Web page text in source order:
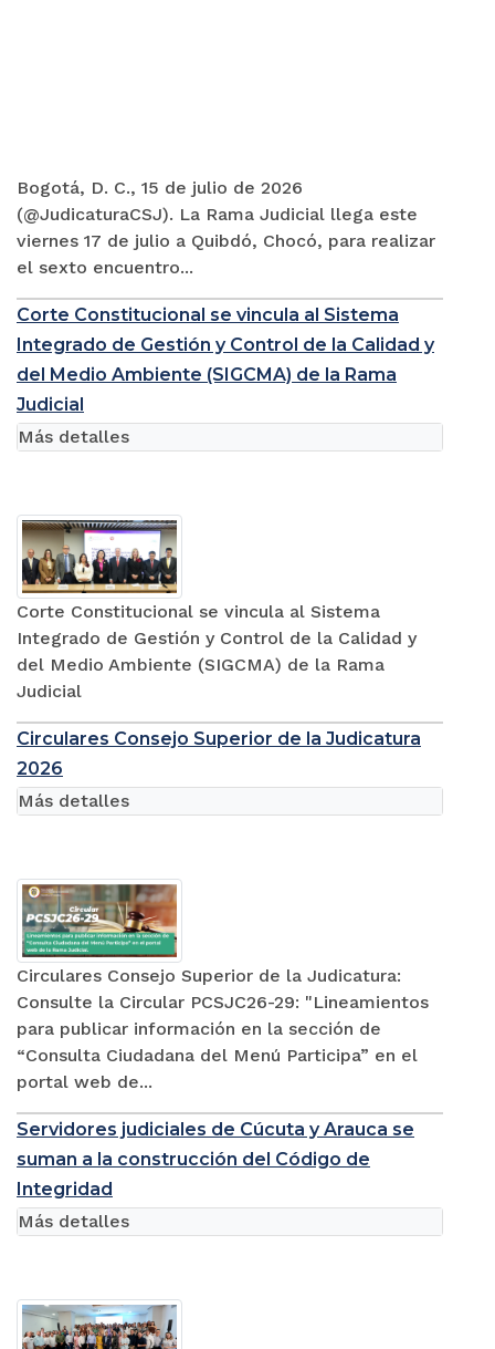
Bogotá, D. C., 15 de julio de 2026
(@JudicaturaCSJ). La Rama Judicial llega este
viernes 17 de julio a Quibdó, Chocó, para realizar
el sexto encuentro...
Corte Constitucional se vincula al Sistema
Integrado de Gestión y Control de la Calidad y
del Medio Ambiente (SIGCMA) de la Rama
Judicial
Corte Constitucional se vincula al Sistema
Integrado de Gestión y Control de la Calidad y
del Medio Ambiente (SIGCMA) de la Rama
Judicial
Más detalles
Circulares Consejo Superior de la Judicatura
2026
Circulares Consejo Superior de la Judicatura:
Consulte la Circular PCSJC26-29: "Lineamientos
para publicar información en la sección de
“Consulta Ciudadana del Menú Participa” en el
portal web de...
Más detalles
Servidores judiciales de Cúcuta y Arauca se
suman a la construcción del Código de
Integridad
Más detalles